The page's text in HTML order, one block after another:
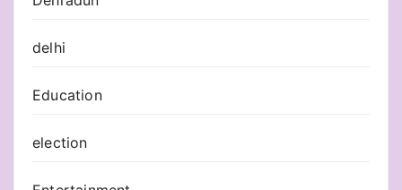
delhi
Education
election